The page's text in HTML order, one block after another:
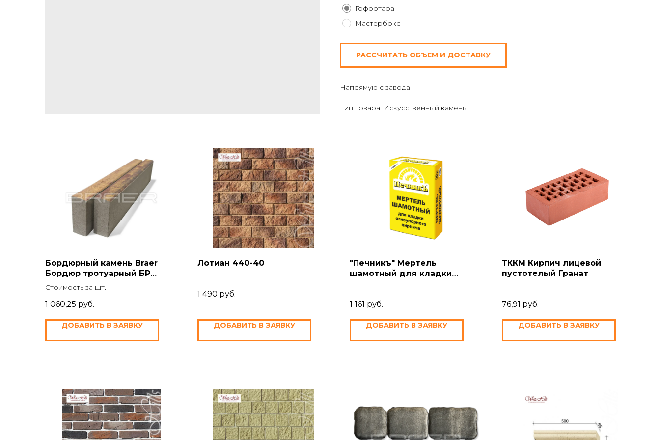
Гофротара
Мастербокс
РАССЧИТАТЬ ОБЪЕМ И ДОСТАВКУ
Напрямую с завода
Тип товара: Искусственный камень
Бордюрный камень Braer
Бордюр тротуарный БР
100.20.8, Color Mix "Мальва"
Стоимость за шт.
1 060,25 руб.
ДОБАВИТЬ В ЗАЯВКУ
Лотиан 440-40
1 490 руб.
ДОБАВИТЬ В ЗАЯВКУ
"Печникъ" Мертель
шамотный для кладки
1 161 руб.
ДОБАВИТЬ В ЗАЯВКУ
ТККМ Кирпич лицевой
пустотелый Гранат
76,91 руб.
ДОБАВИТЬ В ЗАЯВКУ